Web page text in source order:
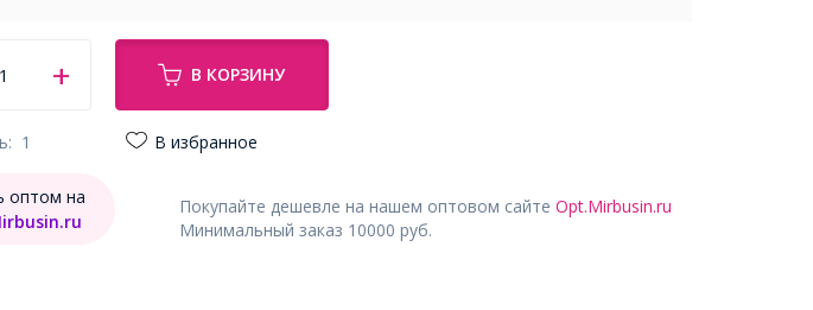
В КОРЗИНУ
1 В избранное
Покупайте дешевле на нашем оптовом сайте Opt.Mirbusin.ru
Минимальный заказ 10000 руб.
оптом на